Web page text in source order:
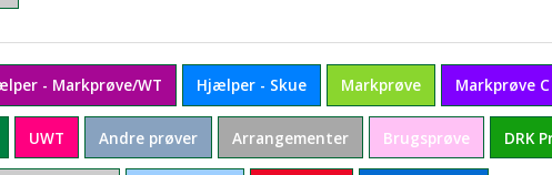
- Markprøve/WT Hjælper - Skue Markprøve Markprøve C
UWT Andre prøver Arrangementer Brugsprøve DRK